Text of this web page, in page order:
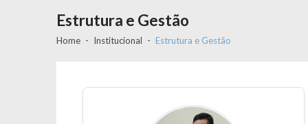
Estrutura e Gestão
Home Institucional Estrutura e Gestão